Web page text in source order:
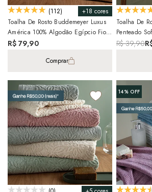
+18 cores
(112)
Toalha De Rosto Buddemeyer Luxus
América 100% Algodão Egípcio Fio
Penteado
R$ 79,90
Comprar
Toalha De
Penteado
500g/m²
R$ 39,90
14%OFF